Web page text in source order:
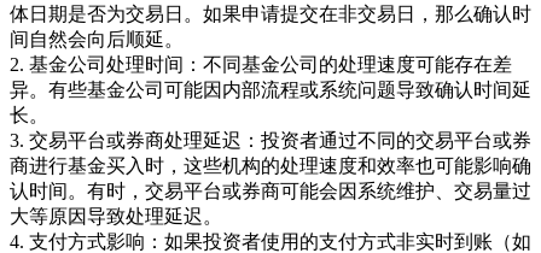
体日期是否为交易日。如果申请提交在非交易日，那么确认时
间自然会向后顺延。
2. 基金公司处理时间：不同基金公司的处理速度可能存在差
异。有些基金公司可能因内部流程或系统问题导致确认时间延
长。
3. 交易平台或券商处理延迟：投资者通过不同的交易平台或券
商进行基金买入时，这些机构的处理速度和效率也可能影响确
认时间。有时，交易平台或券商可能会因系统维护、交易量过
大等原因导致处理延迟。
4. 支付方式影响：如果投资者使用的支付方式非实时到账（如